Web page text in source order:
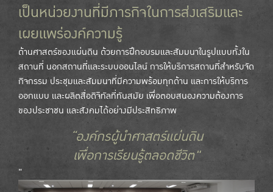
เป็นหน่วยงานที่มีภารกิจในการส่งเสริมและ
เผยแพร่องค์ความรู้
ด้านศาสตร์ของแผ่นดิน ด้วยการฝึกอบรมและสัมมนาในรูปแบบทั้งใน
สถานที่ นอกสถานที่และระบบออนไลน์ การให้บริการสถานที่สำหรับจัด
กิจกรรม ประชุมและสัมมนาที่มีความพร้อมทุกด้าน และการให้บริการ
ออกแบบ และผลิตสื่อดิจิทัลที่ทันสมัย เพื่อตอบสนองความต้องการ
ของประชาชน และสังคมได้อย่างมีประสิทธิภาพ
“องค์กรผู้นำศาสตร์แผ่นดิน
เพื่อการเรียนรู้ตลอดชีวิต"
"